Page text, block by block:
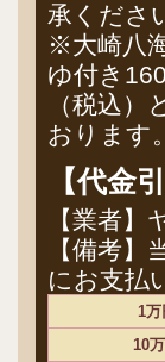
承くださ
※大崎八
ゆ付き
（税込
おります。
【代金
【業者】
【備考
にお支払
1万
10